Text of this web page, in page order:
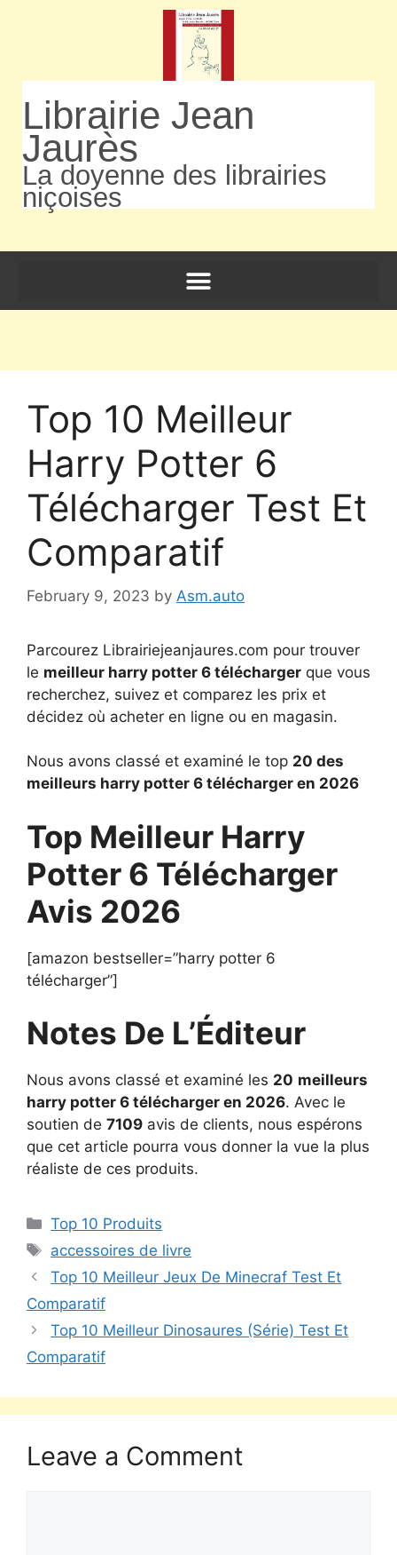
Librairie Jean
Jaurès
La doyenne des librairies
niçoises
Top 10 Meilleur
Harry Potter 6
Télécharger Test Et
Comparatif
February 9, 2023 by Asm.auto
Parcourez Librairiejeanjaures.com pour trouver
le meilleur harry potter 6 télécharger que vous
recherchez, suivez et comparez les prix et
décidez où acheter en ligne ou en magasin.
Nous avons classé et examiné le top 20 des
meilleurs harry potter 6 télécharger en 2026
Top Meilleur Harry
Potter 6 Télécharger
Avis 2026
[amazon bestseller=”harry potter 6
télécharger”]
Notes De L’Éditeur
Nous avons classé et examiné les 20 meilleurs
harry potter 6 télécharger en 2026. Avec le
soutien de 7109 avis de clients, nous espérons
que cet article pourra vous donner la vue la plus
réaliste de ces produits.
Top 10 Produits
accessoires de livre
Top 10 Meilleur Jeux De Minecraf Test Et
Comparatif
Top 10 Meilleur Dinosaures (Série) Test Et
Comparatif
Leave a Comment